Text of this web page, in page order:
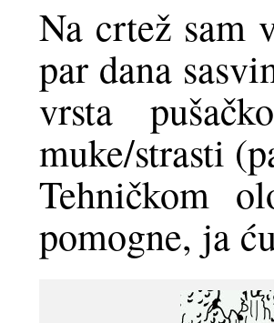
Na crtež sam
par dana
vrsta
muke/strasti
Tehničkom
pomogne, ja